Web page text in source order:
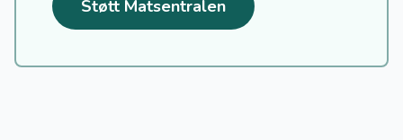
Støtt Matsentralen